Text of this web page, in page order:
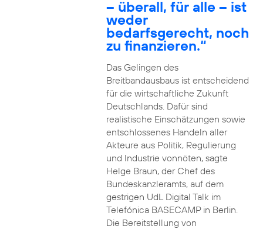
– überall, für alle – ist
weder
bedarfsgerecht, noch
zu finanzieren.“
Das Gelingen des
Breitbandausbaus ist entscheidend
für die wirtschaftliche Zukunft
Deutschlands. Dafür sind
realistische Einschätzungen sowie
entschlossenes Handeln aller
Akteure aus Politik, Regulierung
und Industrie vonnöten, sagte
Helge Braun, der Chef des
Bundeskanzleramts, auf dem
gestrigen UdL Digital Talk im
Telefónica BASECAMP in Berlin.
Die Bereitstellung von